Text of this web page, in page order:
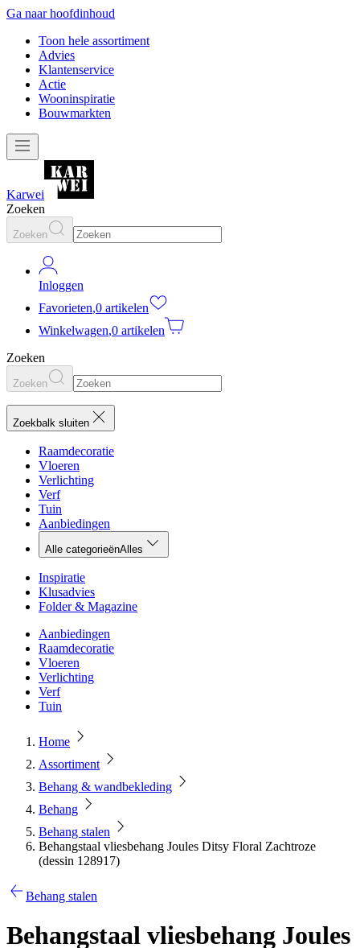
Ga naar hoofdinhoud
Toon hele assortiment
Advies
Klantenservice
Actie
Wooninspiratie
Bouwmarkten
Karwei
Zoeken
Zoeken
Inloggen
Favorieten,0 artikelen
Winkelwagen,0 artikelen
Zoeken
Zoeken
Zoekbalk sluiten
Raamdecoratie
Vloeren
Verlichting
Verf
Tuin
Aanbiedingen
Alle categorieënAlles
Inspiratie
Klusadvies
Folder & Magazine
Aanbiedingen
Raamdecoratie
Vloeren
Verlichting
Verf
Tuin
Home
Assortiment
Behang & wandbekleding
Behang
Behang stalen
Behangstaal vliesbehang Joules Ditsy Floral Zachtroze
(dessin 128917)
Behang stalen
Behangstaal vliesbehang Joules